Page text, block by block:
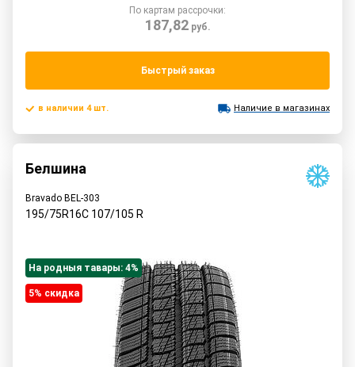
По картам рассрочки:
187,82руб.
Быстрый заказ
в наличии 4 шт. Наличие в магазинах
Белшина
Bravado BEL-303
195/75R16C 107/105 R
На родныя тавары: 4%
5% cкидка